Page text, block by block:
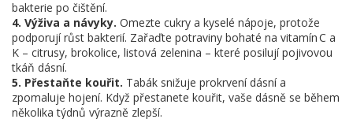
bakterie po čištění.
4. Výživa a návyky. Omezte cukry a kyselé nápoje, protože
podporují růst bakterií. Zařaďte potraviny bohaté na vitamín C a
K – citrusy, brokolice, listová zelenina – které posilují pojivovou
tkáň dásní.
5. Přestaňte kouřit. Tabák snižuje prokrvení dásní a
zpomaluje hojení. Když přestanete kouřit, vaše dásně se během
několika týdnů výrazně zlepší.